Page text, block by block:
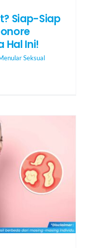
Siap-Siap
Hal Ini!
Seksual